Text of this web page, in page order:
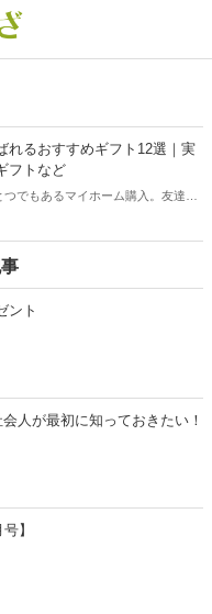
れるおすすめギフト12選｜実
フトなど
でもあるマイホーム購入。友達の
紹介します。お友達にぴったりの
ント
人が最初に知っておきたい！
】